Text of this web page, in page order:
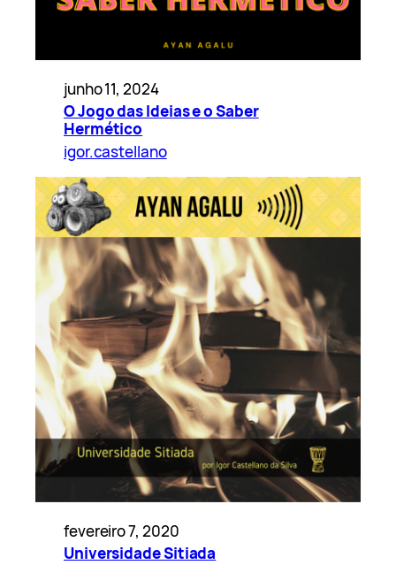
junho 11, 2024
O Jogo das Ideias e o Saber
Hermético
igor.castellano
fevereiro 7, 2020
Universidade Sitiada